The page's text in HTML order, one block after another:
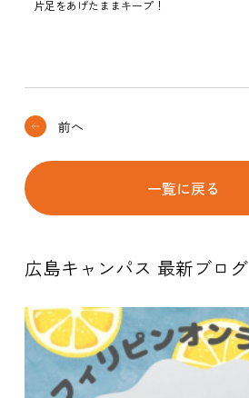
片足をあげたままキープ！
前へ
一覧に戻る
広島キャンパス 最新ブログ